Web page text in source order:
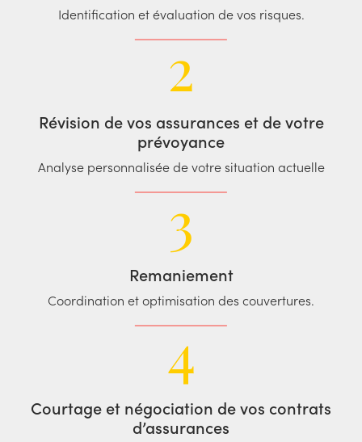
Identification et évaluation de vos risques.
2
Révision de vos assurances et de votre
prévoyance
Analyse personnalisée de votre situation actuelle
3
Remaniement
Coordination et optimisation des couvertures.
4
Courtage et négociation de vos contrats
d’assurances